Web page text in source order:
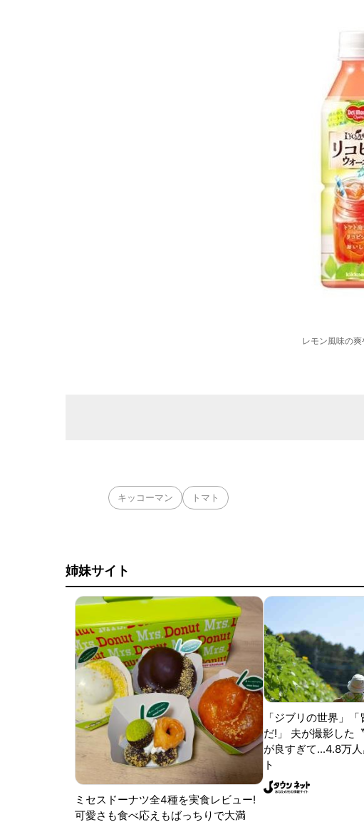
レモン風味の
キッコーマン トマト
姉妹サイト
ミセスドーナツ全4種を実食レビュー!
可愛さも食べ応えもばっちりで大満
「ジブリの世界」
だ!」 夫が撮影した
が良すぎて...4.8万
ト